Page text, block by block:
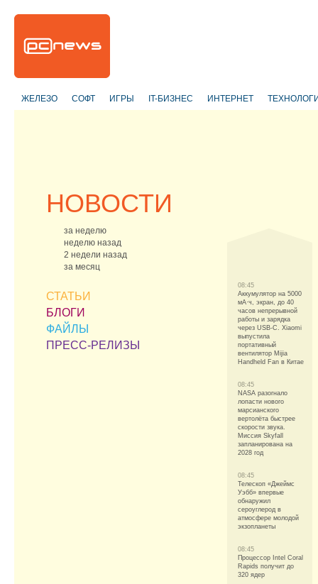
ЖЕЛЕЗО СОФТ ИГРЫ IT-БИЗНЕС ИНТЕРНЕТ
НОВОСТИ
за неделю
неделю назад
2 недели назад
за месяц
СТАТЬИ
БЛОГИ
ФАЙЛЫ
ПРЕСС-РЕЛИЗЫ
08:45
Аккумулятор на 5000
мА·ч, экран, до 40
часов непрерывной
работы и зарядка
через USB-C. Xiaomi
выпустила
портативный
вентилятор Mijia
Handheld Fan в Китае
08:45
NASA разогнало
лопасти нового
марсианского
вертолёта быстрее
скорости звука.
Миссия Skyfall
запланирована на
2028 год
08:45
Телескоп «Джеймс
Уэбб» впервые
обнаружил
сероуглерод в
атмосфере молодой
экзопланеты
08:45
Процессор Intel Coral
Rapids получит до
320 ядер